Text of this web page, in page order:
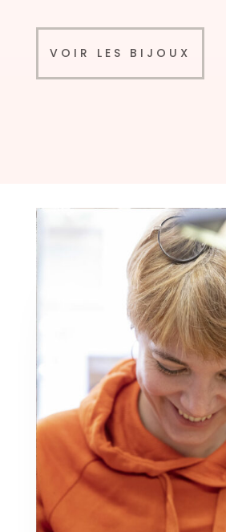
VOIR LES BIJOUX